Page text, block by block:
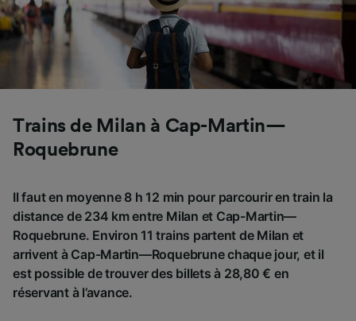
Trains de Milan à Cap-Martin—
Roquebrune
Il faut en moyenne 8 h 12 min pour parcourir en train la
distance de 234 km entre Milan et Cap-Martin—
Roquebrune. Environ 11 trains partent de Milan et
arrivent à Cap-Martin—Roquebrune chaque jour, et il
est possible de trouver des billets à 28,80 € en
réservant à l’avance.